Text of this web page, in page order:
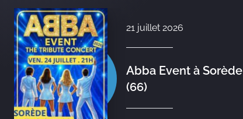
21 juillet 2026
Abba Event à Sorède
(66)